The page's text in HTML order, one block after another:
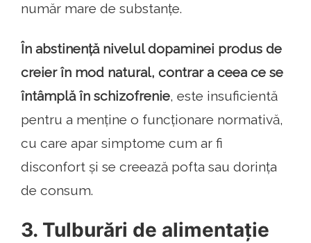
număr mare de substanțe.
În abstinență nivelul dopaminei produs de
creier în mod natural, contrar a ceea ce se
întâmplă în schizofrenie, este insuficientă
pentru a menține o funcționare normativă,
cu care apar simptome cum ar fi
disconfort și se creează pofta sau dorința
de consum.
3. Tulburări de alimentație